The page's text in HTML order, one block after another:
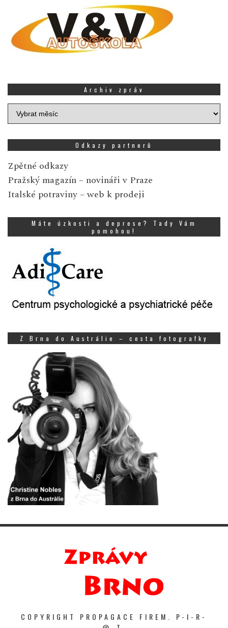
Archiv zpráv
Archiv
zpráv
Odkazy partnerů
Zpětné odkazy
Pražský magazín – novináři v Praze
Italské potraviny – web k prodeji
Máte úzkosti a deprese? Tady Vám
pomohou!
Z Brna do Austrálie – cesta fotografky
COPYRIGHT PROPAGACE FIREM. P-I-R-